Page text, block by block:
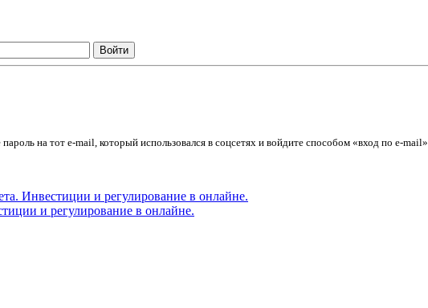
на тот e-mail, который использовался в соцсетях и войдите способом «вход по e-mail».
и регулирование в онлайне.